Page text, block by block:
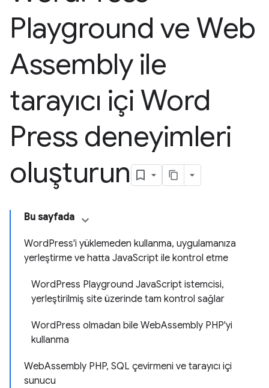
Playground ve Web
Assembly ile
tarayıcı içi Word
Press deneyimleri
oluşturun
Bu sayfada
WordPress'i yüklemeden kullanma, uygulamanıza
yerleştirme ve hatta JavaScript ile kontrol etme
WordPress Playground JavaScript istemcisi,
yerleştirilmiş site üzerinde tam kontrol sağlar
WordPress olmadan bile WebAssembly PHP'yi
kullanma
WebAssembly PHP, SQL çevirmeni ve tarayıcı içi
sunucu